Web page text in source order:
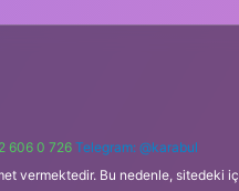
606 0 726 Telegram: @karabul
vermektedir. Bu nedenle,